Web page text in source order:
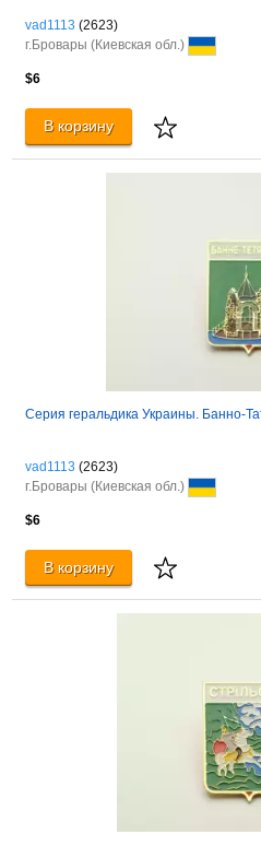
vad1113 (2623)
г.Бровары (Киевская обл.)
$6
В корзину
Серия геральдика Украины. Банно-
vad1113 (2623)
г.Бровары (Киевская обл.)
$6
В корзину